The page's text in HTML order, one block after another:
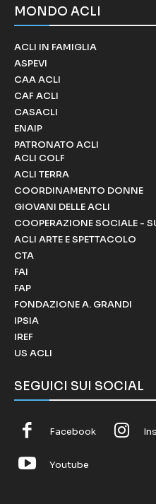
MONDO ACLI
ACLI IN FAMIGLIA
ASPEVI
CAA ACLI
CAF ACLI
CASACLI
ENAIP
PATRONATO ACLI
ACLI COLF
ACLI TERRA
COORDINAMENTO DONNE
GIOVANI DELLE ACLI
COOPERAZIONE SOCIALE -
ACLI ARTE E SPETTACOLO
CTA
FAI
FAP
FONDAZIONE A. GRANDI
IPSIA
IREF
US ACLI
SEGUICI SUI SOCIAL
Facebook
Youtube